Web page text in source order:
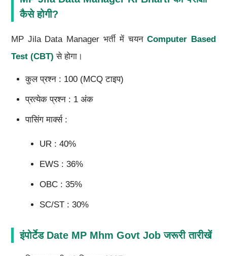
कैसे होगी?
MP Jila Data Manager भर्ती में चयनComputer Based
Test (CBT) से होगा।
कुल प्रश्न : 100 (MCQ टाइप)
प्रत्येक प्रश्न : 1 अंक
पासिंग मार्क्स :
UR : 40%
EWS : 36%
OBC : 35%
SC/ST : 30%
इंपोर्टेड Date MP Mhm Govt Job जरूरी तारीखें